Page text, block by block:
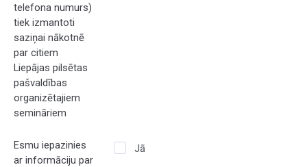
telefona numurs)
tiek izmantoti
saziņai nākotnē
par citiem
Liepājas pilsētas
pašvaldības
organizētajiem
semināriem
Esmu iepazinies
ar informāciju par
Jā